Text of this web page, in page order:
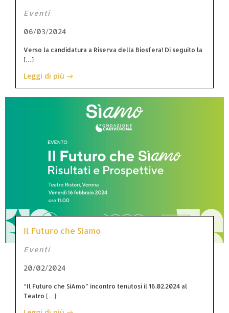
Eventi
06/03/2024
Verso la candidatura a Riserva della Biosfera! Di seguito la
[…]
Leggi di più
Il Futuro che Sìamo
Eventi
20/02/2024
“Il Futuro che SìAmo” incontro tenutosi il 16.02.2024 al
Teatro […]